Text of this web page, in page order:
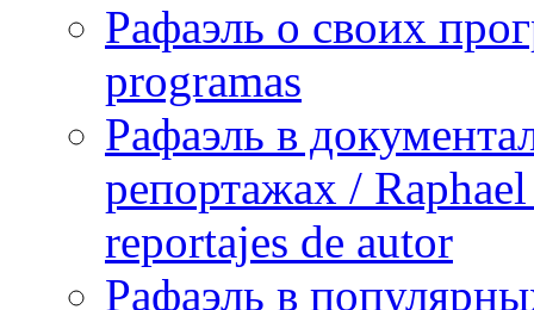
Рафаэль о своих
programas
Рафаэль в
репортажах /
reportajes de autor
Рафаэль в